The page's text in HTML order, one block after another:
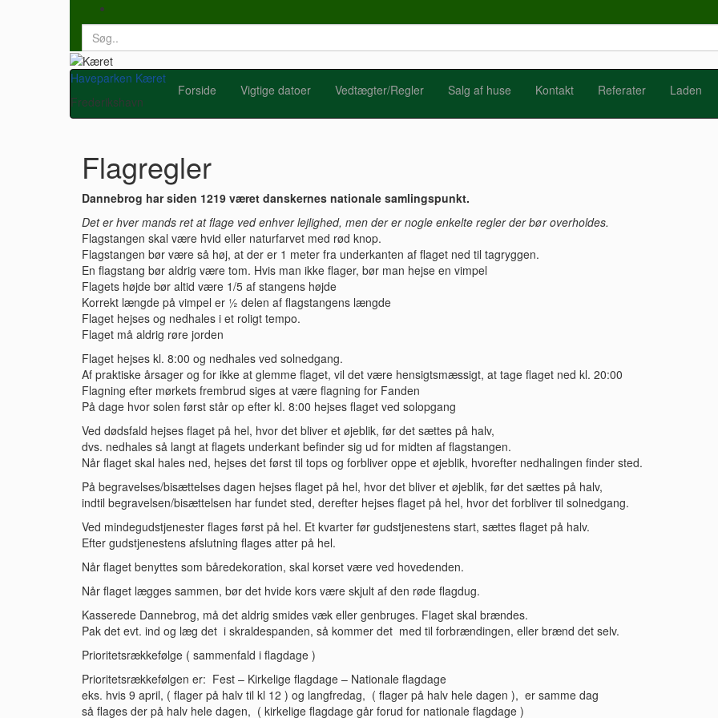
Search
for:
Haveparken Kæret
Frederikshavn
Forside Vigtige datoer Vedtægter/Regler Salg af huse Kontakt Referater Laden
Flagregler
Dannebrog har siden 1219 været danskernes nationale samlingspunkt.
Det er hver mands ret at flage ved enhver lejlighed, men der er nogle enkelte regler der bør overholdes.
Flagstangen skal være hvid eller naturfarvet med rød knop.
Flagstangen bør være så høj, at der er 1 meter fra underkanten af flaget ned til tagryggen.
En flagstang bør aldrig være tom. Hvis man ikke flager, bør man hejse en vimpel
Flagets højde bør altid være 1/5 af stangens højde
Korrekt længde på vimpel er ½ delen af flagstangens længde
Flaget hejses og nedhales i et roligt tempo.
Flaget må aldrig røre jorden
Flaget hejses kl. 8:00 og nedhales ved solnedgang.
Af praktiske årsager og for ikke at glemme flaget, vil det være hensigtsmæssigt, at tage flaget ned kl. 20:00
Flagning efter mørkets frembrud siges at være flagning for Fanden
På dage hvor solen først står op efter kl. 8:00 hejses flaget ved solopgang
Ved dødsfald hejses flaget på hel, hvor det bliver et øjeblik, før det sættes på halv,
dvs. nedhales så langt at flagets underkant befinder sig ud for midten af flagstangen.
Når flaget skal hales ned, hejses det først til tops og forbliver oppe et øjeblik, hvorefter nedhalingen finder sted.
På begravelses/bisættelses dagen hejses flaget på hel, hvor det bliver et øjeblik, før det sættes på halv,
indtil begravelsen/bisættelsen har fundet sted, derefter hejses flaget på hel, hvor det forbliver til solnedgang.
Ved mindegudstjenester flages først på hel. Et kvarter før gudstjenestens start, sættes flaget på halv.
Efter gudstjenestens afslutning flages atter på hel.
Når flaget benyttes som båredekoration, skal korset være ved hovedenden.
Når flaget lægges sammen, bør det hvide kors være skjult af den røde flagdug.
Kasserede Dannebrog, må det aldrig smides væk eller genbruges. Flaget skal brændes.
Pak det evt. ind og læg det i skraldespanden, så kommer det med til forbrændingen, eller brænd det selv.
Prioritetsrækkefølge ( sammenfald i flagdage )
Prioritetsrækkefølgen er: Fest – Kirkelige flagdage – Nationale flagdage
eks. hvis 9 april, ( flager på halv til kl 12 ) og langfredag, ( flager på halv hele dagen ), er samme dag
så flages der på halv hele dagen, ( kirkelige flagdage går forud for nationale flagdage )